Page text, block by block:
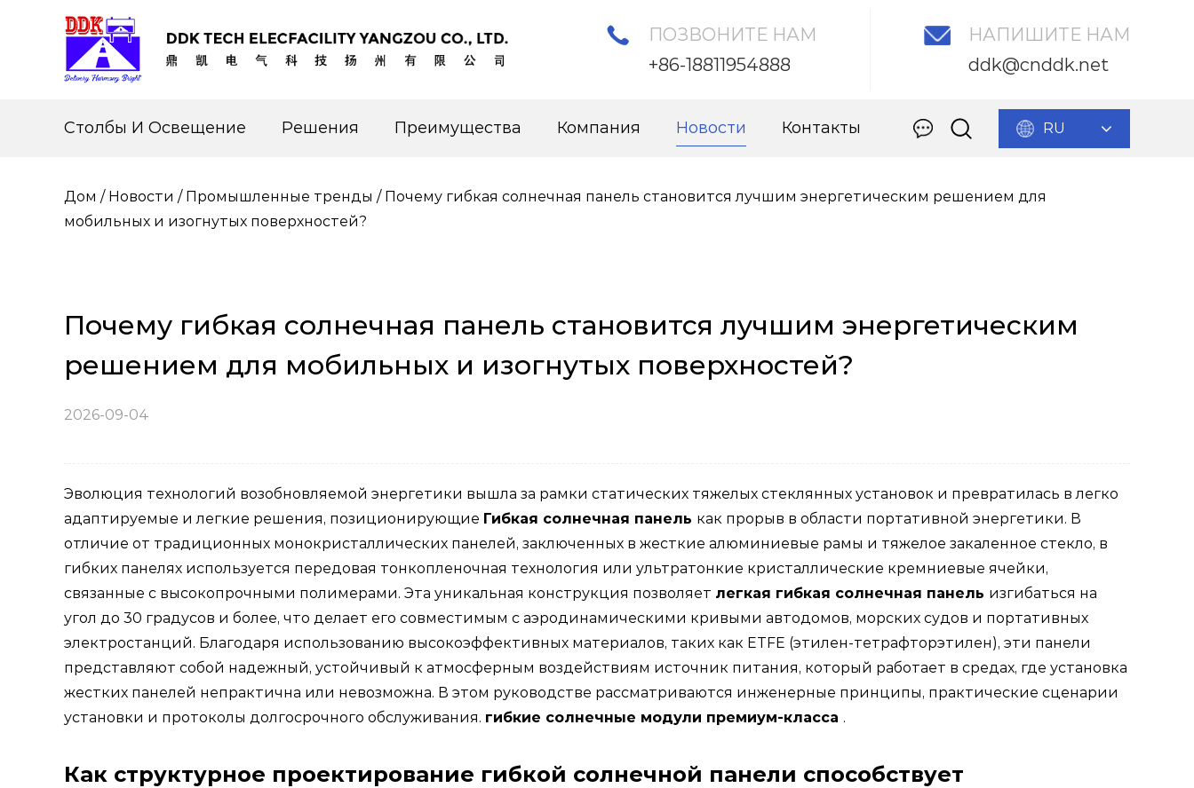
ПОЗВОНИТЕ НАМ
+86-18811954888
НАПИШИТЕ НАМ
ddk@cnddk.net
Столбы И Освещение Решения Преимущества Компания Новости Контакты RU
Дом / Новости / Промышленные тренды / Почему гибкая солнечная панель становится лучшим энергетическим решением для
мобильных и изогнутых поверхностей?
Почему гибкая солнечная панель становится лучшим энергетическим
решением для мобильных и изогнутых поверхностей?
2026-09-04
Эволюция технологий возобновляемой энергетики вышла за рамки статических тяжелых стеклянных установок и превратилась в легко
адаптируемые и легкие решения, позиционирующие Гибкая солнечная панель как прорыв в области портативной энергетики. В
отличие от традиционных монокристаллических панелей, заключенных в жесткие алюминиевые рамы и тяжелое закаленное стекло, в
гибких панелях используется передовая тонкопленочная технология или ультратонкие кристаллические кремниевые ячейки,
связанные с высокопрочными полимерами. Эта уникальная конструкция позволяет легкая гибкая солнечная панель изгибаться на
угол до 30 градусов и более, что делает его совместимым с аэродинамическими кривыми автодомов, морских судов и портативных
электростанций. Благодаря использованию высокоэффективных материалов, таких как ETFE (этилен-тетрафторэтилен), эти панели
представляют собой надежный, устойчивый к атмосферным воздействиям источник питания, который работает в средах, где установка
жестких панелей непрактична или невозможна. В этом руководстве рассматриваются инженерные принципы, практические сценарии
установки и протоколы долгосрочного обслуживания. гибкие солнечные модули премиум-класса .
Как структурное проектирование гибкой солнечной панели способствует